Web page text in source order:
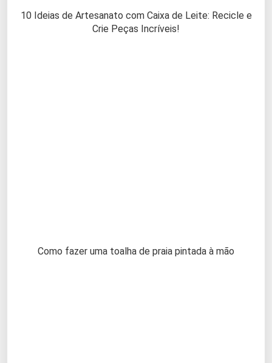
10 Ideias de Artesanato com Caixa de Leite: Recicle e
Crie Peças Incríveis!
Como fazer uma toalha de praia pintada à mão